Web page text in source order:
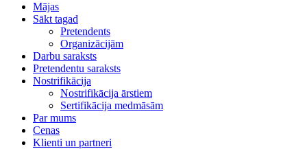
Mājas
Sākt tagad
Pretendents
Organizācijām
Darbu saraksts
Pretendentu saraksts
Nostrifikācija
Nostrifikācija ārstiem
Sertifikācija medmāsām
Par mums
Cenas
Klienti un partneri